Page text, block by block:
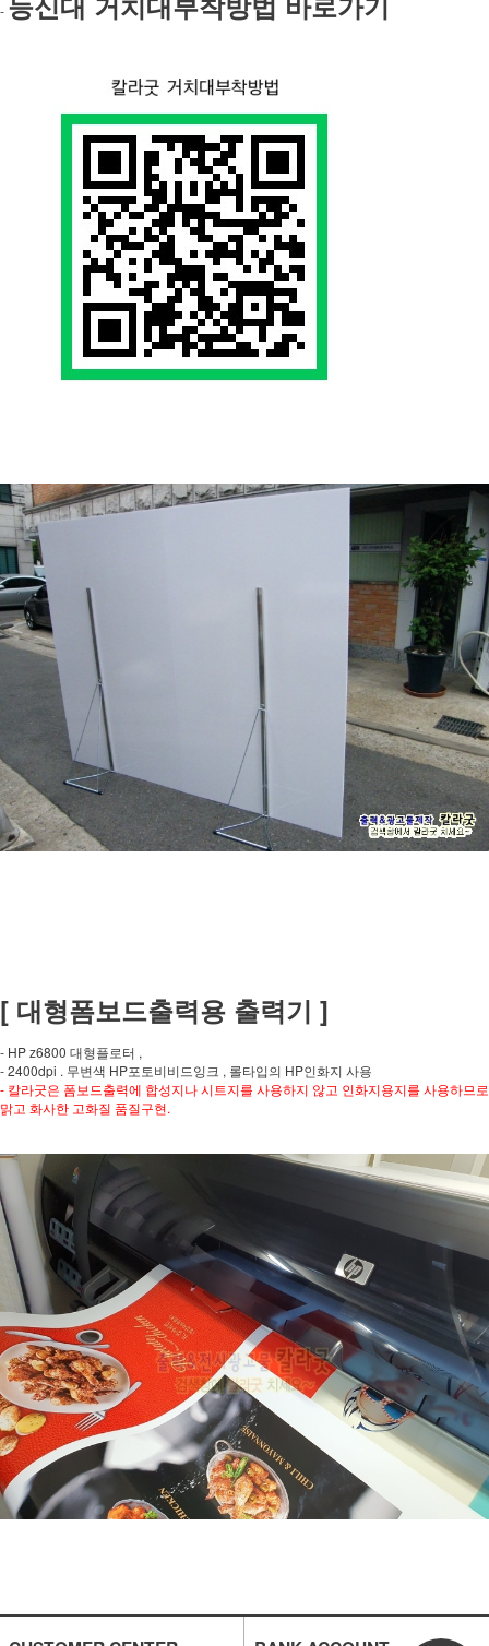
-
[ 대형폼보드출력용 출력기 ]
- HP z6800 대형플로터 ,
- 2400dpi . 무변색 HP포토비비드잉크 , 롤타입의 HP인화지 사용
- 칼라굿은 폼보드출력에 합성지나 시트지를 사용하지 않고 인화지용지를 사용하므로
맑고 화사한 고화질 품질구현.